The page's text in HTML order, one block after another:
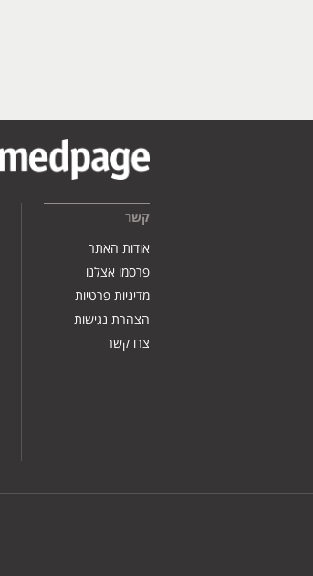
קשר
אודות האתר
פרסמו אצלנו
מדיניות פרטיות
הצהרת נגישות
צרו קשר